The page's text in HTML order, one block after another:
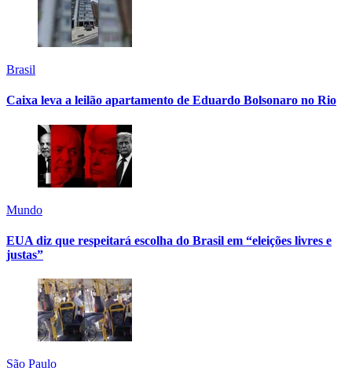
Brasil
Caixa leva a leilão apartamento de Eduardo Bolsonaro no Rio
Mundo
EUA diz que respeitará escolha do Brasil em “eleições livres e
justas”
São Paulo